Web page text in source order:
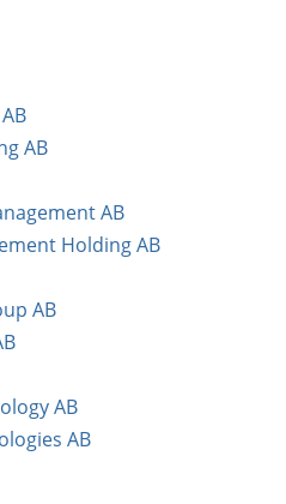
AB
AB
Holding AB
AB
AB
AB